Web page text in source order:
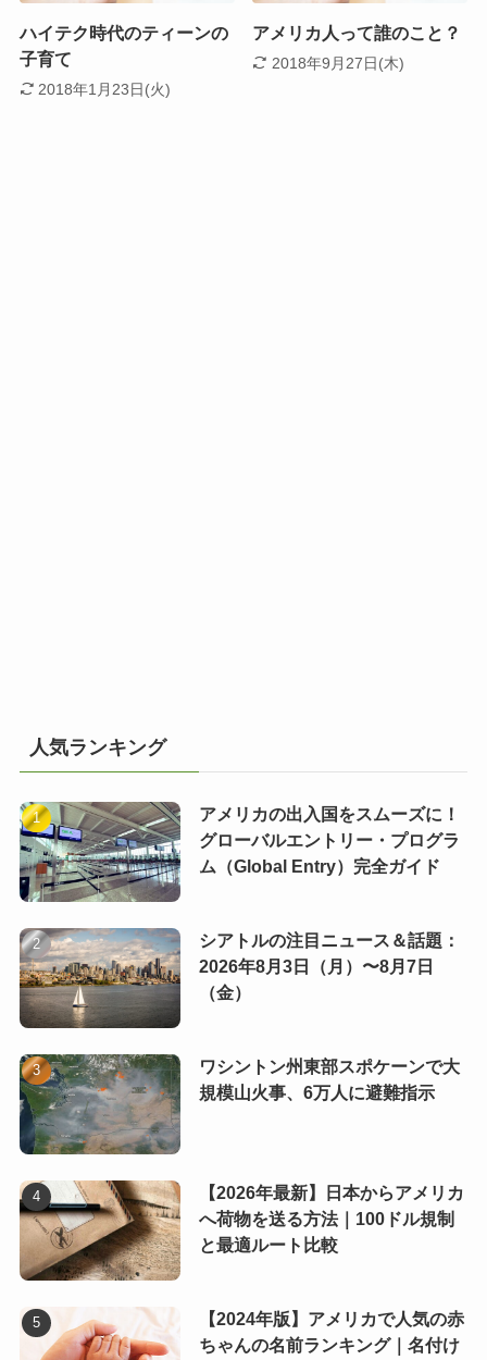
ハイテク時代のティーンの
子育て
2018年1月23日(火)
アメリカ人って誰のこと？
2018年9月27日(木)
人気ランキング
アメリカの出入国をスムーズに！
グローバルエントリー・プログラ
ム（Global Entry）完全ガイド
シアトルの注目ニュース＆話題：
2026年8月3日（月）〜8月7日
（金）
ワシントン州東部スポケーンで大
規模山火事、6万人に避難指示
【2026年最新】日本からアメリカ
へ荷物を送る方法｜100ドル規制
と最適ルート比較
【2024年版】アメリカで人気の赤
ちゃんの名前ランキング｜名付け